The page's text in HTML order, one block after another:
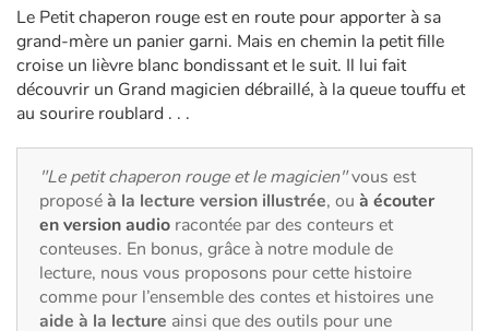
Héroïnes et héros
Écologie, nature, saisons
Les animaux
Voyage, épopée, enquête, aventure
Autour du monde
Apprentissage
Le Petit chaperon rouge est en route pour apporter à sa
grand-mère un panier garni. Mais en chemin la petit fille
croise un lièvre blanc bondissant et le suit. Il lui fait
découvrir un Grand magicien débraillé, à la queue touffu et
au sourire roublard . . .
"Le petit chaperon rouge et le magicien"vous est
proposéà la lecture version illustrée, ou à écouter
en version audio racontée par des conteurs et
conteuses. En bonus, grâce à notre module de
lecture, nous vous proposons pour cette histoire
comme pour l’ensemble des contes et histoires une
aide à la lecture ainsi que des outils pour une